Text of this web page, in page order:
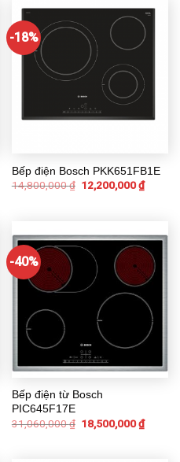
-18%
Bếp điện Bosch PKK651FB1E
14,800,000₫ 12,200,000₫
-40%
Bếp điện từ Bosch
PIC645F17E
31,060,000₫ 18,500,000₫